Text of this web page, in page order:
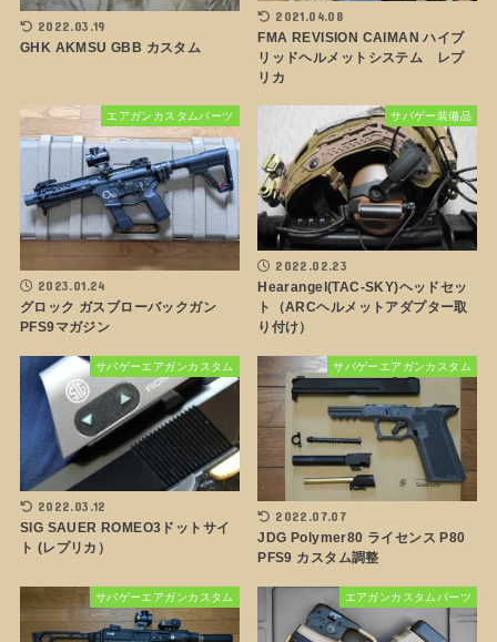
2022.03.19
GHK AKMSU GBB カスタム
2021.04.08
FMA REVISION CAIMAN ハイブ
リッドヘルメットシステム レプ
リカ
エアガンカスタムパーツ
2023.01.24
グロック ガスブローバックガン
PFS9マガジン
サバゲー装備品
2022.02.23
Hearangel(TAC-SKY)ヘッドセッ
ト（ARCヘルメットアダプター取
り付け）
サバゲーエアガンカスタム
2022.03.12
SIG SAUER ROMEO3ドットサイ
ト (レプリカ）
サバゲーエアガンカスタム
2022.07.07
JDG Polymer80 ライセンス P80
PFS9 カスタム調整
サバゲーエアガンカスタム エアガンカスタムパーツ